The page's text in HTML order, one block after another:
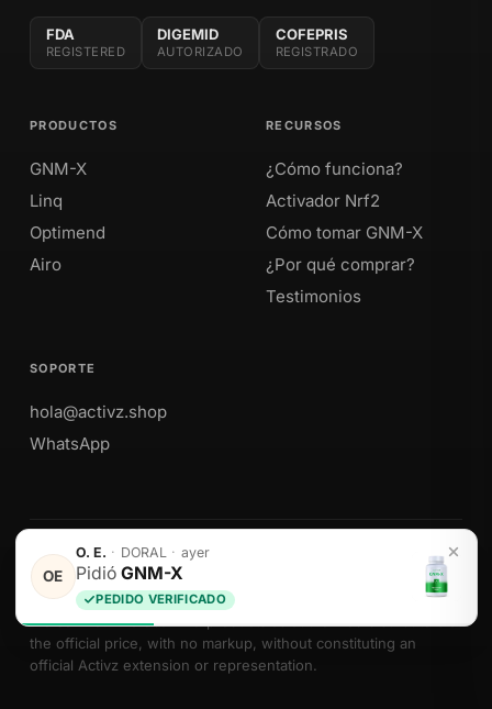
OE
O. E. · DORAL · ayer
Pidió GNM-X
PEDIDO VERIFICADO
FDA
REGISTERED
DIGEMID
AUTORIZADO
COFEPRIS
REGISTRADO
PRODUCTOS
GNM-X
Linq
Optimend
Airo
RECURSOS
¿Cómo funciona?
Activador Nrf2
Cómo tomar GNM-X
¿Por qué comprar?
Testimonios
SOPORTE
hola@activz.shop
WhatsApp
Envíos a Perú · México · EE. UU. · Colombia · Ecuador
We sell Activz Global LLC products as authorized distributors at
the official price, with no markup, without constituting an
official Activz extension or representation.